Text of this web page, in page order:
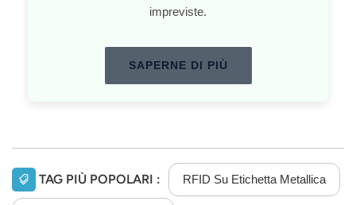
impreviste.
SAPERNE DI PIÙ
TAG PIÙ POPOLARI : RFID Su Etichetta Metallica